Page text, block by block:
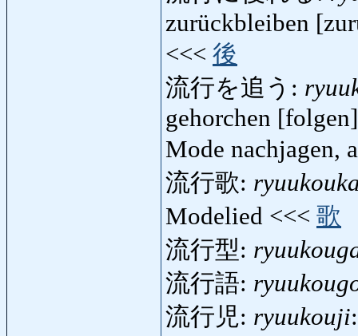
zurückbleiben
<<< 後
流行を追う:
gehorchen
Mode nachjagen,
流行歌:
Modelied <<< 歌
流行型:
流行語:
流行児: ryuukouji